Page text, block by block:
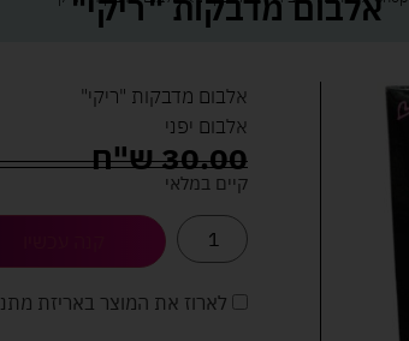
אלבום מדבקות "ריקי"
אלבום יפני
30.00ש"ח
קיים במלאי
לארוז את המוצר באריזת